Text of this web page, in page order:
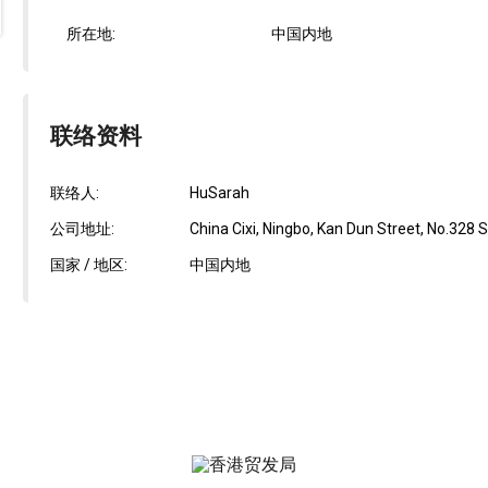
所在地: 中国内地
联络资料
联络人: HuSarah
公司地址: China Cixi, Ningbo, Kan Dun Street, No.328
国家 / 地区: 中国内地